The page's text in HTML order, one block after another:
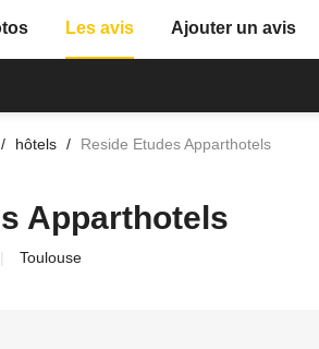
hôtels Reside Etudes Apparthotels
Apparthotels
Toulouse
Les avis Ajouter un avis